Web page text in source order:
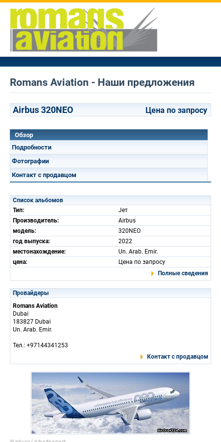
Romans Aviation - Наши предложения
Airbus 320NEO Цена по запросу
Обзор
Подробности
Фотографии
Контакт с продавцом
Список альбомов
Тип:
Jет
Производитель:
Airbus
модель:
320NEO
год выпуска:
2022
местонахождение:
Un. Arab. Emir.
цена:
Цена по запросу
Полные сведения
Провайдеры
Romans Aviation
Dubai
183827 Dubai
Un. Arab. Emir.
Тел.: +97144341253
Контакт с продавцом